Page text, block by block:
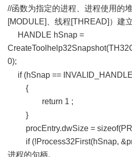
//函数为指定的进程、进程使用的
[MODULE]、线程[THREAD]）建
HANDLE hSnap =
0);
if (hSnap ==
{
return 1 ;
}
procEntry.dwSize =
if (!Process32First(hSnap,
进程的句柄.